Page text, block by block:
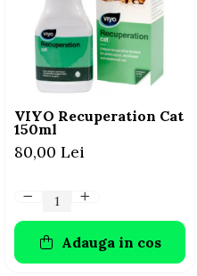
VIYO Recuperation Cat
150ml
80,00 Lei
Adauga in cos